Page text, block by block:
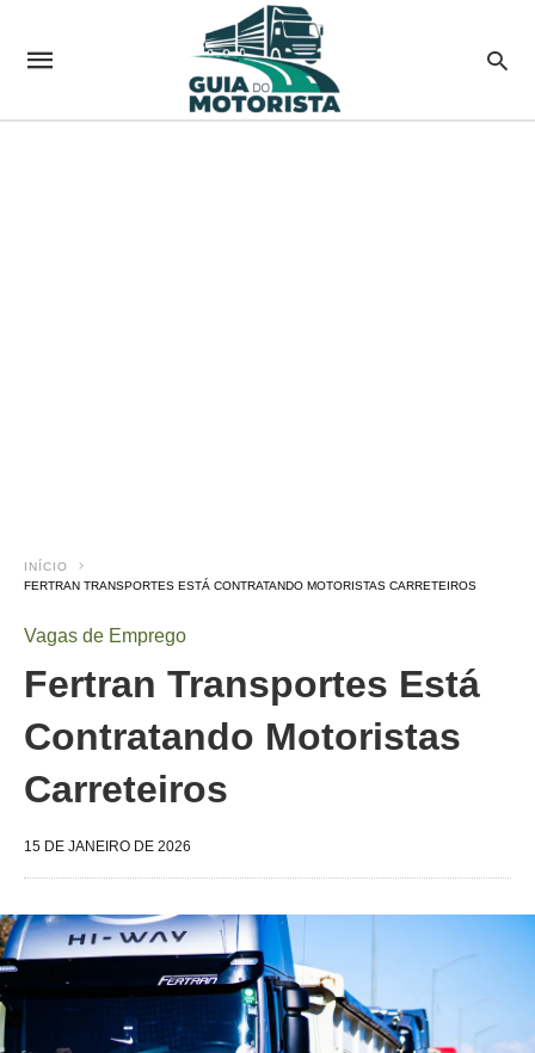
INÍCIO
FERTRAN TRANSPORTES ESTÁ CONTRATANDO MOTORISTAS CARRETEIROS
Vagas de Emprego
Fertran Transportes Está
Contratando Motoristas
Carreteiros
15 DE JANEIRO DE 2026